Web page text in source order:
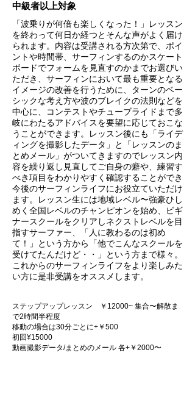
中級者以上対象
「波乗りが何倍も楽しくなった！」レッスン
を終わって何日か経つとそんな声がよく届け
られます。内容は受講される方次第で、ポイ
ントや時間帯、サーフィンするのかスケート
ボードでフォームを見直すのかまでお選びい
ただき、サーフィンにおいて最も重要となる
イメージの改善を行うために、ターンのベー
シックな考え方や波のブレイクの法則などを
中心に、コンテストやチューブライドまで多
岐にわたるアドバイスを要望に応じておこな
うことができます。レッスン後にも「ライデ
ィングを撮影したデータ」と「レッスンのま
とめメール」がついてきますのでレッスン内
容を繰り返し見直してご自身の癖や、練習す
べき項目をわかりやすく確認することができ
今後のサーフィンライフにお役立ていただけ
ます。レッスン生には地域レベル〜強豪ひし
めく全国レベルのチャンピオンを始め、ビギ
ナースクールをクリアしネクストレベルを目
指すサーファー、「人に教わるのは初め
て！」という方から「他でこんなスクールを
受けてたんだけど・・」という方まで様々。
これからのサーフィンライフをより楽しみた
い方に是非受講をオススメします。
ステップアップレッスン ￥12000~ 集合〜解散ま
で2時間半程度
移動の場合は30分ごとに+￥500
初回¥15000
動画撮影データ/まとめのメール 各+￥2000〜